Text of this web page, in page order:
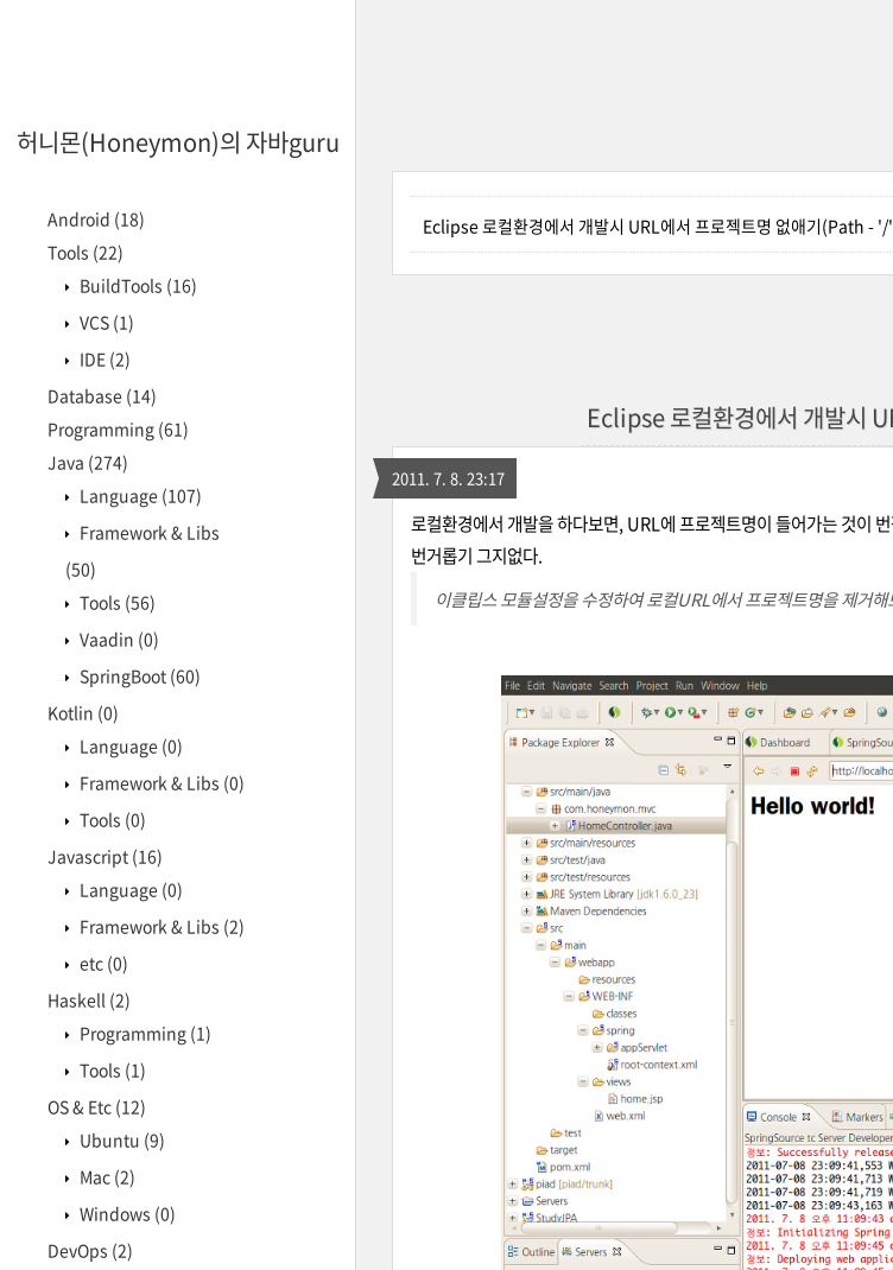
허니몬(Honeymon)의 자바guru
Android (18)
Tools (22)
BuildTools (16)
VCS (1)
IDE (2)
Database (14)
Programming (61)
Java (274)
Language (107)
Framework & Libs
(50)
Tools (56)
Vaadin (0)
SpringBoot (60)
Kotlin (0)
Language (0)
Framework & Libs (0)
Tools (0)
Javascript (16)
Language (0)
Framework & Libs (2)
etc (0)
Haskell (2)
Programming (1)
Tools (1)
OS & Etc (12)
Ubuntu (9)
Mac (2)
Windows (0)
DevOps (2)
Eclipse 로컬환경에서 개발시 URL에서 프로젝트명 없애기(Path - '/
Eclipse 로컬환경에서 개발시
2011. 7. 8. 23:17
로컬환경에서 개발을 하다보면, URL에 프로젝트명이 들어가는 것이
번거롭기 그지없다.
이클립스 모듈설정을 수정하여 로컬URL에서 프로젝트명을 제거해